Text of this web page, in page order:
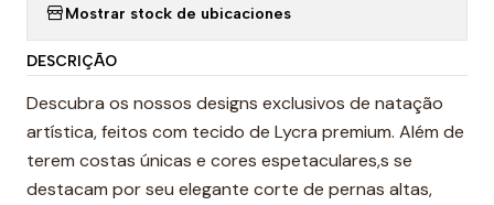
Mostrar stock de ubicaciones
DESCRIÇÃO
Descubra os nossos designs exclusivos de natação
artística, feitos com tecido de Lycra premium. Além de
terem costas únicas e cores espetaculares,s se
destacam por seu elegante corte de pernas altas,